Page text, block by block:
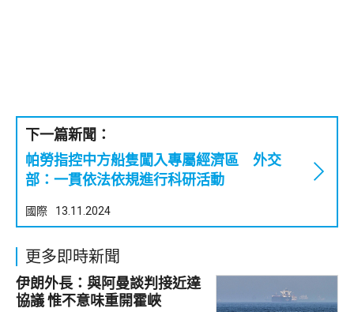
下一篇新聞：
帕勞指控中方船隻闖入專屬經濟區 外交
部：一貫依法依規進行科研活動
國際 13.11.2024
更多即時新聞
伊朗外長：與阿曼談判接近達
協議 惟不意味重開霍峽